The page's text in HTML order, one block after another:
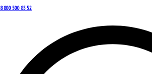
8 800 500 85 52